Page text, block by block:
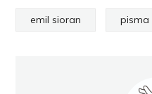
emil sioran pisma